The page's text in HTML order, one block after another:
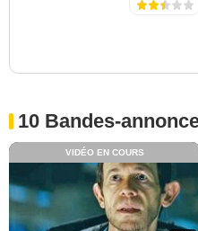
10 Bandes-
VIDÉO EN COURS